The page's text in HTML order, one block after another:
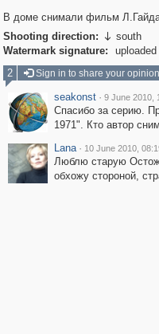
В доме снимали фильм
Shooting direction:  south
Watermark signature:
2
Sign in to share your opinion
seakonst · 9 June 2010,
Спасибо за серию.
1971". Кто автор
Lana · 10 June 2010,
Люблю старую
обхожу стороной,